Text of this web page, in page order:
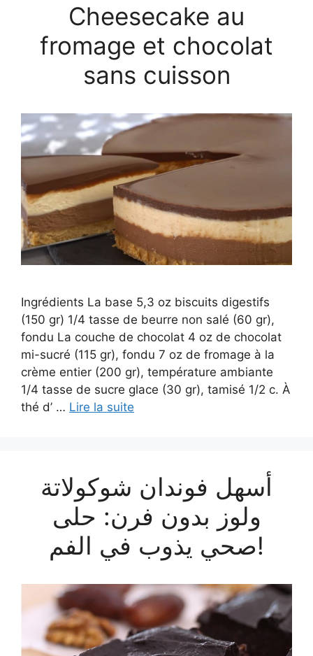
Cheesecake au
fromage et chocolat
sans cuisson
Ingrédients La base 5,3 oz biscuits digestifs
(150 gr) 1/4 tasse de beurre non salé (60 gr),
fondu La couche de chocolat 4 oz de chocolat
mi-sucré (115 gr), fondu 7 oz de fromage à la
crème entier (200 gr), température ambiante
1/4 tasse de sucre glace (30 gr), tamisé 1/2 c. À
thé d’ … Lire la suite
أسهل فوندان شوكولاتة
ولوز بدون فرن: حلى
صحي يذوب في الفم!